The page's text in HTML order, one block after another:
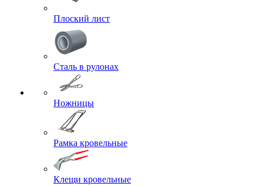
Плоский лист
Сталь в рулонах
Ножницы
Рамка кровельные
Клещи кровельные